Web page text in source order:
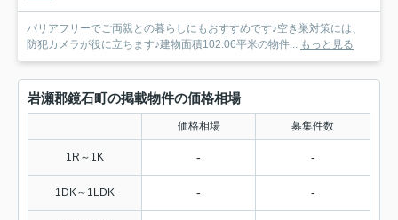
バリアフリーでご両親との暮らしにもおすすめです♪空き巣対策には、
防犯カメラが役に立ちます♪建物面積102.06平米の物件... もっと見る
岩瀬郡鏡石町の掲載物件の価格相場
価格相場 募集件数
1R～1K - -
1DK～1LDK - -